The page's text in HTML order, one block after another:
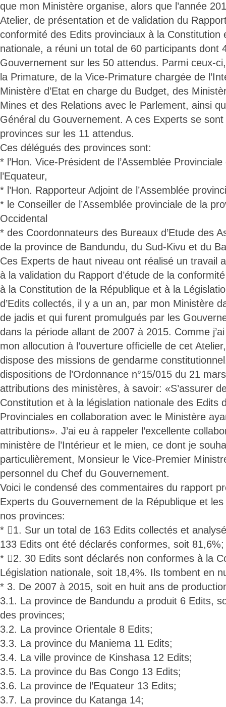
que mon Ministère organise, alors que l’année
Atelier, de présentation et de validation du
conformité des Edits provinciaux à la Constitution
nationale, a réuni un total de 60 participants dont
Gouvernement sur les 50 attendus. Parmi ceux-
la Primature, de la Vice-Primature chargée de
Ministère d’Etat en charge du Budget, des
Mines et des Relations avec le Parlement, ainsi
Général du Gouvernement. A ces Experts se
provinces sur les 11 attendus.
Ces délégués des provinces sont:
* l’Hon. Vice-Président de l’Assemblée
l’Equateur,
* l’Hon. Rapporteur Adjoint de l’Assemblée
* le Conseiller de l’Assemblée provinciale de la
Occidental
* des Coordonnateurs des Bureaux d’Etude des
de la province de Bandundu, du Sud-Kivu et du
Ces Experts de haut niveau ont réalisé un travail
à la validation du Rapport d’étude de la
à la Constitution de la République et à la
d’Edits collectés, il y a un an, par mon Ministère
de jadis et qui furent promulgués par les
dans la période allant de 2007 à 2015. Comme
mon allocution à l’ouverture officielle de cet
dispose des missions de gendarme
dispositions de l’Ordonnance n°15/015 du 21
attributions des ministères, à savoir: «S’assurer
Constitution et à la législation nationale des Edits
Provinciales en collaboration avec le Ministère
attributions». J’ai eu à rappeler l’excellente
ministère de l’Intérieur et le mien, ce dont je
particulièrement, Monsieur le Vice-Premier
personnel du Chef du Gouvernement.
Voici le condensé des commentaires du rapport
Experts du Gouvernement de la République et
nos provinces:
* 1. Sur un total de 163 Edits collectés et
133 Edits ont été déclarés conformes, soit 81,6%;
* 2. 30 Edits sont déclarés non conformes à la
Législation nationale, soit 18,4%. Ils tombent en
* 3. De 2007 à 2015, soit en huit ans de
3.1. La province de Bandundu a produit 6 Edits,
des provinces;
3.2. La province Orientale 8 Edits;
3.3. La province du Maniema 11 Edits;
3.4. La ville province de Kinshasa 12 Edits;
3.5. La province du Bas Congo 13 Edits;
3.6. La province de l’Equateur 13 Edits;
3.7. La province du Katanga 14;